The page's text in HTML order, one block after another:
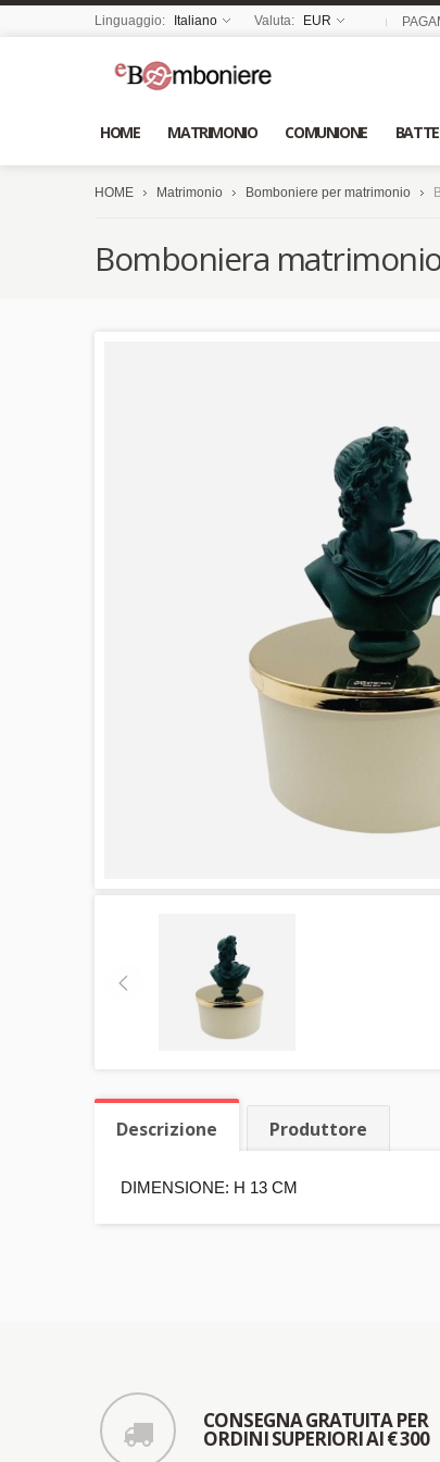
Linguaggio: Italiano Valuta: EUR
HOME MATRIMONIO COMUNIONE
HOME Matrimonio Bomboniere per matrimonio
Bomboniera
Descrizione Produttore
DIMENSIONE: H 13 CM
CONSEGNA GRATUITA PER
ORDINI SUPERIORI AI € 300